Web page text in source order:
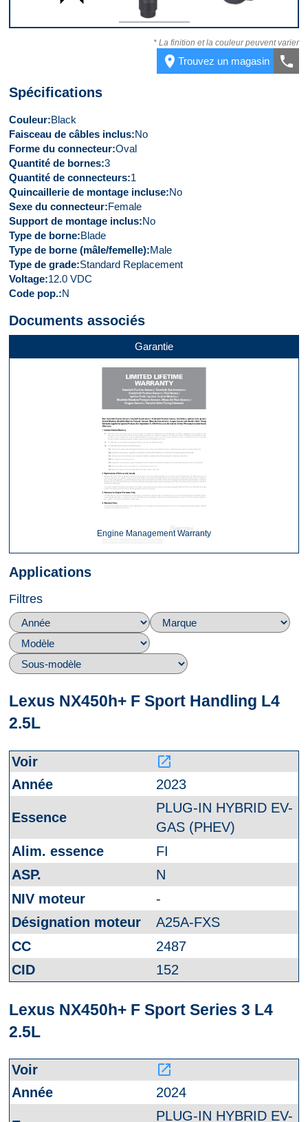
Dessus Dessous
* La finition et la couleur peuvent varier
place Trouvez un magasin call
Spécifications
Couleur Black
Faisceau de câbles inclus No
Forme du connecteur Oval
Quantité de bornes 3
Quantité de connecteurs 1
Quincaillerie de montage incluse No
Sexe du connecteur Female
Support de montage inclus No
Type de borne Blade
Type de borne (mâle/femelle) Male
Type de grade Standard Replacement
Voltage 12.0 VDC
Code pop. N
Documents associés
Garantie
Engine Management Warranty
Applications
Filtres
Lexus NX450h+ F Sport Handling L4
2.5L
launch
2023
PLUG-IN HYBRID EV-
GAS (PHEV)
FI
N
-
A25A-FXS
2487
152
Lexus NX450h+ F Sport Series 3 L4
2.5L
launch
2024
PLUG-IN HYBRID EV-